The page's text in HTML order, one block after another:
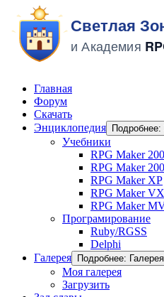
Главная
Форум
Скачать
Энциклопедия
Учебники
RPG Maker
RPG Maker
RPG Maker XP
RPG Maker VX
RPG Maker
Програмирование
Ruby/RGSS
Delphi
Галерея
Подробнее: Галерея
Моя галерея
Загрузить